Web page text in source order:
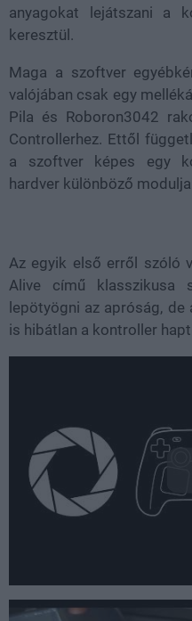
anyagokat lejátszani a
keresztül.
Maga a szoftver
valójában csak egy
Pila és Roboron3042
Controllerhez. Ettől
a szoftver képes egy
hardver különböző
Az egyik első erről szóló
Alive című klasszikusa
lepötyögni az apróság,
is hibátlan a kontroller